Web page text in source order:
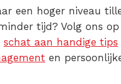
een hoger niveau
tijd? Volg ons op
schat aan handige tips
en